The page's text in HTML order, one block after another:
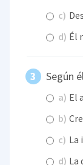
c)
d) Él
Según
a) El
b)
c) La
d) La